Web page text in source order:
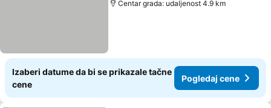
Centar grada: udaljenost 4.9 km
Izaberi datume da bi se prikazale tačne
cene
Pogledaj cene